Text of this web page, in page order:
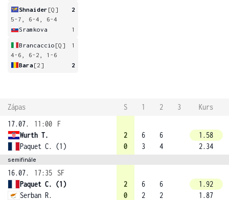
Shnaider [Q]
2
5-7, 6-4, 6-4
Sramkova
1
Brancaccio [Q]
1
4-6, 6-2, 1-6
Bara[2] 2
Zápas S 1 2 3
Kurs
17.07.
11:00
F
Wurth T.
Paquet C. (1)
2
0
6
3
6
4
1.58
2.34
semifinále
16.07. 17:35
SF
Paquet C. (1)
Serban R.
2
0
6
2
6
2
1.92
1.87